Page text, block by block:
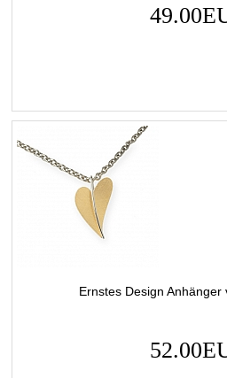
Ernstes Design Anhänger